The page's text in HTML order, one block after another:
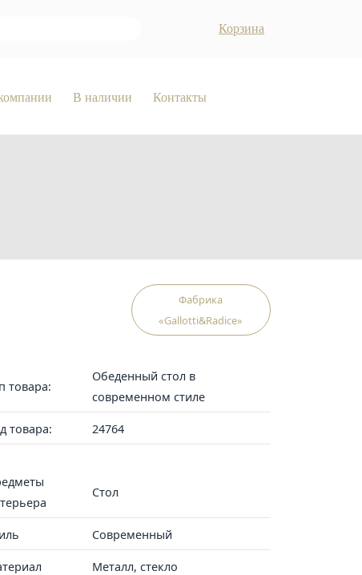
Корзина
В наличии Контакты
Фабрика
«Gallotti&Radice»
товара:
Обеденный стол в
современном стиле
товара: 24764
Стол
Современный
Металл, стекло